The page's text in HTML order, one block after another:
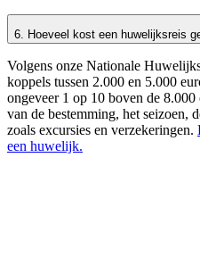
6. Hoeveel kost een huwelijksreis
Volgens onze Nationale
koppels tussen 2.000 en 5.000
ongeveer 1 op 10 boven de
van de bestemming, het seizoen,
zoals excursies en verzekeringen.
een huwelijk.